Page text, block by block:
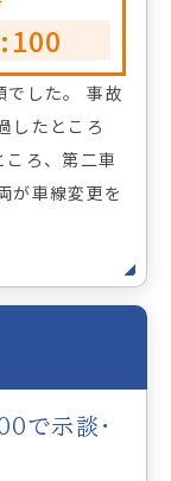
でした。 事故
したところ
ろ、第二車
が車線変更を
で示談・